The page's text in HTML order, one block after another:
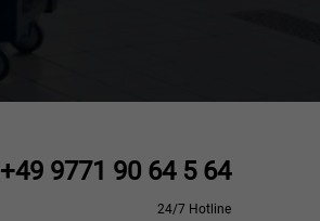
+49 9771 90 64 5 64
24/7 Hotline